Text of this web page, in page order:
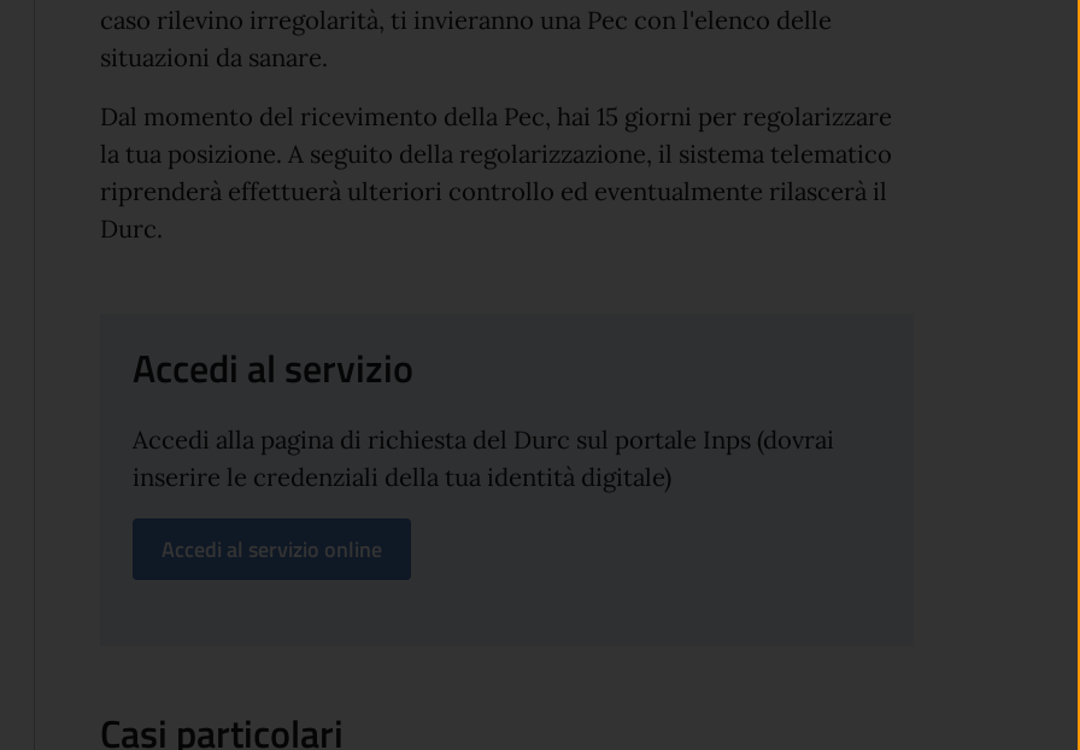
caso rilevino irregolarità, ti invieranno una Pec con l'elenco delle
situazioni da sanare.
Dal momento del ricevimento della Pec, hai 15 giorni per regolarizzare
la tua posizione. A seguito della regolarizzazione, il sistema telematico
riprenderà effettuerà ulteriori controllo ed eventualmente rilascerà il
Durc.
Accedi al servizio
Accedi alla pagina di richiesta del Durc sul portale Inps (dovrai
inserire le credenziali della tua identità digitale)
Accedi al servizio online
Casi particolari